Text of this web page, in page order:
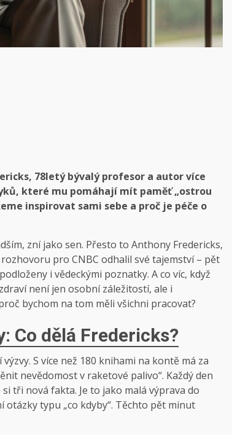
78letý bývalý profesor a autor více
které mu pomáhají mít paměť „ostrou
inspirovat sami sebe a proč je péče o
zní jako sen. Přesto to Anthony Fredericks,
pro CNBC odhalil své tajemství – pět
i vědeckými poznatky. A co víc, když
není jen osobní záležitostí, ale i
bychom na tom měli všichni pracovat?
Co dělá Fredericks?
S více než 180 knihami na kontě má za
nevědomost v raketové palivo“. Každý den
tři nová fakta. Je to jako malá výprava do
typu „co kdyby“. Těchto pět minut